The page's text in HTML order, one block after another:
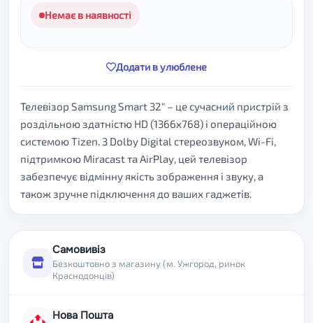
Немає в наявності
Додати в улюблене
Телевізор Samsung Smart 32" – це сучасний пристрій з
роздільною здатністю HD (1366x768) і операційною
системою Tizen. З Dolby Digital стереозвуком, Wi-Fi,
підтримкою Miracast та AirPlay, цей телевізор
забезпечує відмінну якість зображення і звуку, а
також зручне підключення до ваших гаджетів.
Самовивіз
Безкоштовно з магазину (м. Ужгород, ринок
Краснодонців)
Нова Пошта